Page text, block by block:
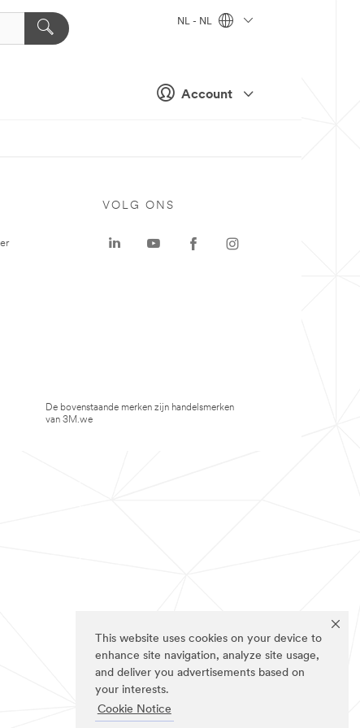
This website uses cookies on your device to
enhance site navigation, analyze site usage,
and deliver you advertisements based on
your interests.
Cookie Notice
Account
NL - NL
VOLG ONS
De bovenstaande merken zijn handelsmerken
van 3M.we